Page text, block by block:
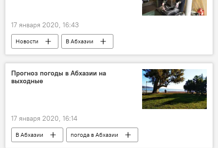
17 января 2020, 16:43
Новости
В Абхазии
Южный военный округ
Абхазия
Прогноз погоды в Абхазии на
выходные
17 января 2020, 16:14
В Абхазии погода в Абхазии